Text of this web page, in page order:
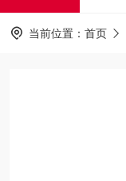
当前位置： 首页